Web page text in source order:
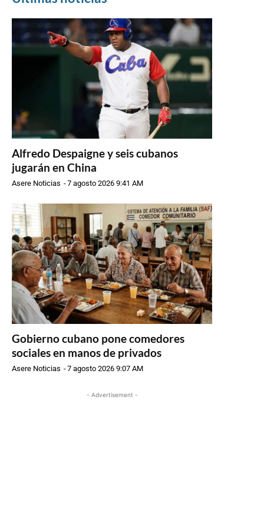
Alfredo Despaigne y seis cubanos
jugarán en China
Asere Noticias -7 agosto 2026 9:41 AM
Gobierno cubano pone comedores
sociales en manos de privados
Asere Noticias -7 agosto 2026 9:07 AM
- Advertisement -